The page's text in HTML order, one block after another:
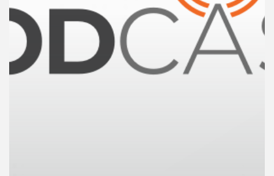
เพลง